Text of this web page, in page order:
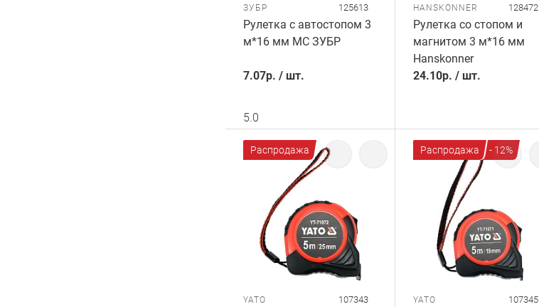
ЗУБР 125613
Рулетка с автостопом 3
м*16 мм МС ЗУБР
7.07р. / шт.
5.0
HANSKONNER 128472
Рулетка со стопом и
магнитом 3 м*16 мм
Hanskonner
24.10р. / шт.
Распродажа
YATO 107343
Распродажа - 12%
YATO 107345